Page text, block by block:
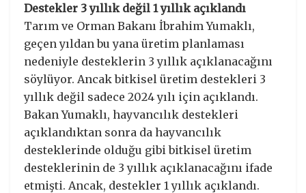
Destekler 3 yıllık değil 1 yıllık açıklandı
Tarım ve Orman Bakanı İbrahim Yumaklı,
geçen yıldan bu yana üretim planlaması
nedeniyle desteklerin 3 yıllık açıklanacağını
söylüyor. Ancak bitkisel üretim destekleri 3
yıllık değil sadece 2024 yılı için açıklandı.
Bakan Yumaklı, hayvancılık destekleri
açıklandıktan sonra da hayvancılık
desteklerinde olduğu gibi bitkisel üretim
desteklerinin de 3 yıllık açıklanacağını ifade
etmişti. Ancak, destekler 1 yıllık açıklandı.